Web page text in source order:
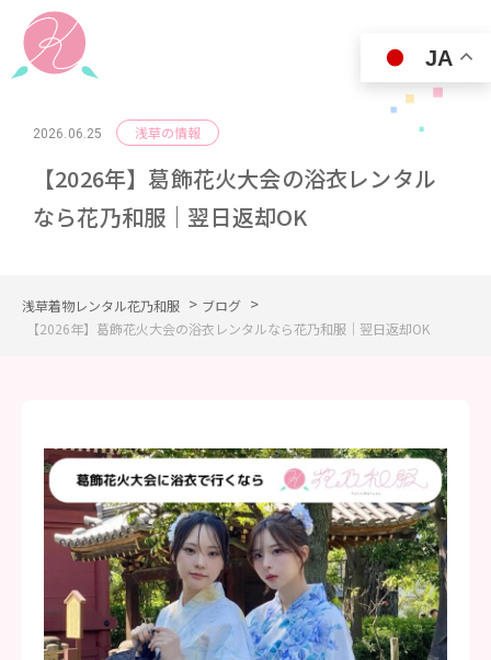
2026.06.25 浅草の情報
【2026年】葛飾花火大会の浴衣レンタル
なら花乃和服｜翌日返却OK
浅草着物レンタル花乃和服 > ブログ >
【2026年】葛飾花火大会の浴衣レンタルなら花乃和服｜翌日返却OK
JA